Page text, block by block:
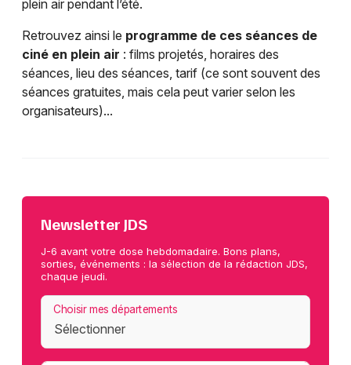
plein air pendant l’été.
Retrouvez ainsi le programme de ces séances de
ciné en plein air : films projetés, horaires des
séances, lieu des séances, tarif (ce sont souvent des
séances gratuites, mais cela peut varier selon les
organisateurs)...
Newsletter JDS
J-6 avant votre dose hebdomadaire. Bons plans,
sorties, événements : la sélection de la rédaction JDS,
chaque jeudi.
Choisir mes départements